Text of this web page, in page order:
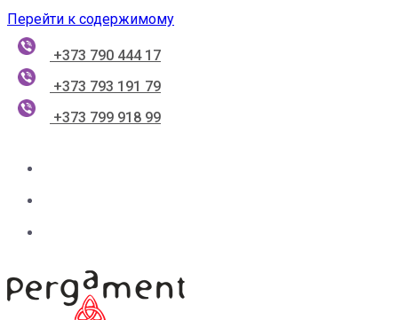
Перейти к содержимому
+373 790 444 17
+373 793 191 79
+373 799 918 99